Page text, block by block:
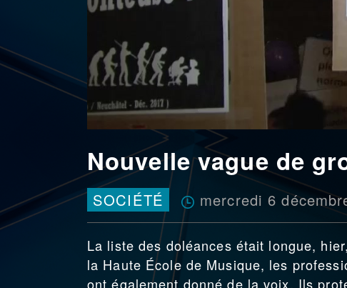
Nouvelle vague de
SOCIÉTÉ mercredi 6
La liste des doléances était longue,
la Haute École de Musique, les
ont également donné de la voix. Ils